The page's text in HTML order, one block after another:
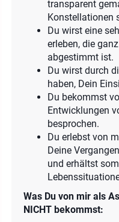
transparent
Konstellationen
Du wirst eine
erleben, die
abgestimmt ist.
Du wirst durch
haben, Dein
Du bekommst
Entwicklungen
besprochen.
Du erlebst von
Deine
und erhältst
Was Du von mir als
NICHT bekommst: